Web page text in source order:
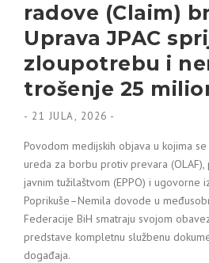
radove (Claim)
Uprava JPAC
zloupotrebu i
trošenje 25
- 21 JULA, 2026 -
Povodom medijskih objava u kojima
ureda za borbu protiv prevara
javnim tužilaštvom (EPPO) i ugovorne
Poprikuše–Nemila dovode u
Federacije BiH smatraju svojom
predstave kompletnu službenu
događaja.